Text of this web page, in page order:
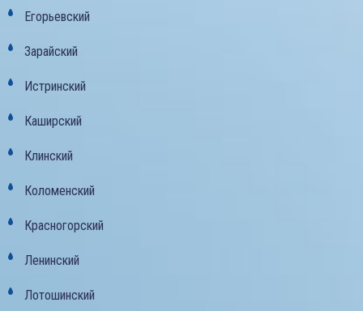
Егорьевский
Зарайский
Истринский
Каширский
Клинский
Коломенский
Красногорский
Ленинский
Лотошинский